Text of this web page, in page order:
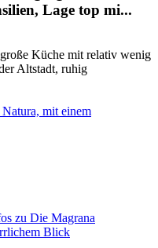
Lage top mi...
Küche mit relativ wenig
Altstadt, ruhig
mit einem
zu Die Magrana
Blick